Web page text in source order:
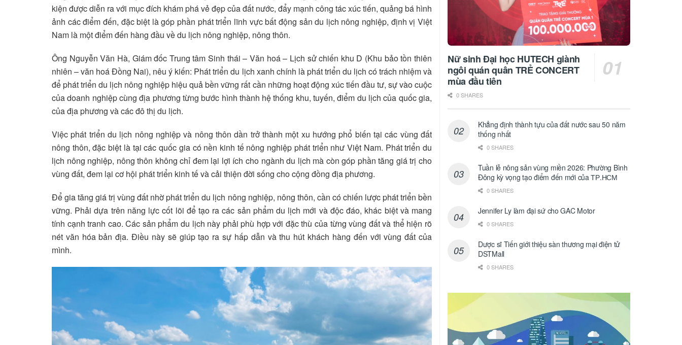
kiện được diễn ra với mục đích khám phá vẻ đẹp của đất nước, đẩy mạnh công tác xúc tiến, quảng bá hình
ảnh các điểm đến, đặc biệt là góp phần phát triển lĩnh vực bất động sản du lịch nông nghiệp, định vị Việt
Nam là một điểm đến hàng đầu về du lịch nông nghiệp, nông thôn.
Ông Nguyễn Văn Hà, Giám đốc Trung tâm Sinh thái – Văn hoá – Lịch sử chiến khu D (Khu bảo tồn thiên
nhiên – văn hoá Đồng Nai), nêu ý kiến: Phát triển du lịch xanh chính là phát triển du lịch có trách nhiệm và
để phát triển du lịch nông nghiệp hiệu quả bền vững rất cần những hoạt động xúc tiến đầu tư, sự vào cuộc
của doanh nghiệp cùng địa phương từng bước hình thành hệ thống khu, tuyến, điểm du lịch của quốc gia,
của địa phương và các đô thị du lịch.
Việc phát triển du lịch nông nghiệp và nông thôn dần trở thành một xu hướng phổ biến tại các vùng đất
nông thôn, đặc biệt là tại các quốc gia có nền kinh tế nông nghiệp phát triển như Việt Nam. Phát triển du
lịch nông nghiệp, nông thôn không chỉ đem lại lợi ích cho ngành du lịch mà còn góp phần tăng giá trị cho
vùng đất, đem lại cơ hội phát triển kinh tế và cải thiện đời sống cho cộng đồng địa phương.
Để gia tăng giá trị vùng đất nhờ phát triển du lịch nông nghiệp, nông thôn, cần có chiến lược phát triển bền
vững. Phải dựa trên năng lực cốt lõi để tạo ra các sản phẩm du lịch mới và độc đáo, khác biệt và mang
tính cạnh tranh cao. Các sản phẩm du lịch này phải phù hợp với đặc thù của từng vùng đất và thể hiện rõ
nét văn hóa bản địa. Điều này sẽ giúp tạo ra sự hấp dẫn và thu hút khách hàng đến với vùng đất của
mình.
Nữ sinh Đại học HUTECH giành
ngôi quán quân TRẺ CONCERT
mùa đầu tiên
0 SHARES
Khẳng định thành tựu của đất nước sau 50 năm
thống nhất
0 SHARES
Tuần lễ nông sản vùng miền 2026: Phường Bình
Đông kỳ vọng tạo điểm đến mới của ТР.НСМ
0 SHARES
Jennifer Ly làm đại sứ cho GAC Motor
0 SHARES
Dược sĩ Tiến giới thiệu sàn thương mại điện tử
DSTMall
0 SHARES